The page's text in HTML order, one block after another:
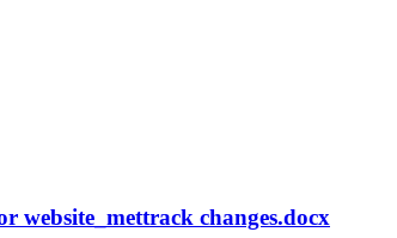
website_mettrack changes.docx